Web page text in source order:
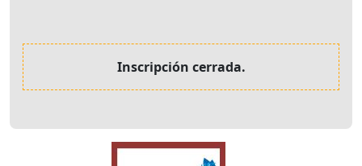
Inscripción cerrada.